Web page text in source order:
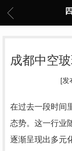
成都中空
[发
在过去一段时间
态势。这一行业
逐渐呈现出多元